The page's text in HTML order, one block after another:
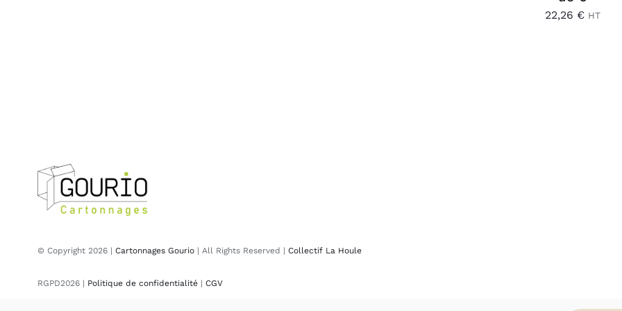
22,26 € HT
© Copyright 2026 | Cartonnages Gourio| All Rights Reserved | Collectif La Houle
RGPD2026 | Politique de confidentialité| CGV